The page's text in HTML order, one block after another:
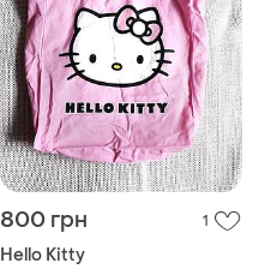
800 грн 1
Hello Kitty